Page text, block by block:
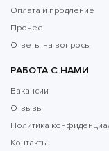
Оплата и продление
Прочее
Ответы на вопросы
РАБОТА С НАМИ
Вакансии
Отзывы
Политика
Контакты